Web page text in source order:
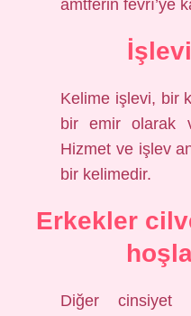
amtferin fevrî’ye
Kelime işlevi, bir
bir emir olarak
Hizmet ve işlev
bir kelimedir.
Erkekler
Diğer cinsiyet